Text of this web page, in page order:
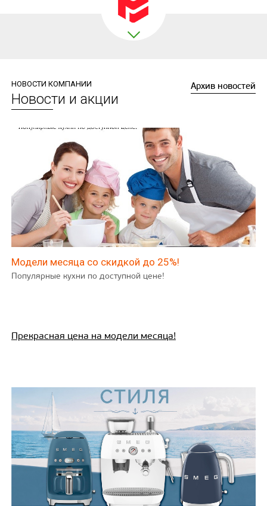
НОВОСТИ КОМПАНИИ
Новости и акции
Архив новостей
Модели месяца со скидкой до 25%!
Популярные кухни по доступной цене!
Прекрасная цена на модели месяца!